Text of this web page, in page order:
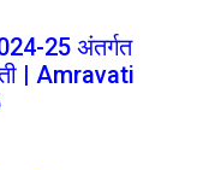
25 अंतर्गत
| Amravati